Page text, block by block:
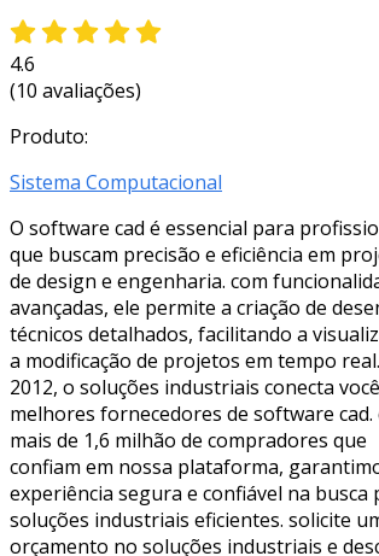
4.6
(10 avaliações)
Produto:
Sistema Computacional
O software cad é essencial para
que buscam precisão e eficiência em
de design e engenharia. com
avançadas, ele permite a criação de
técnicos detalhados, facilitando a
a modificação de projetos em tempo
2012, o soluções industriais conecta
melhores fornecedores de software cad.
mais de 1,6 milhão de compradores que
confiam em nossa plataforma,
experiência segura e confiável na busca
soluções industriais eficientes. solicite
orçamento no soluções industriais e